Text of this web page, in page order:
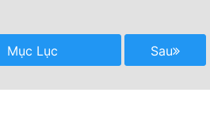
Mục Lục Sau